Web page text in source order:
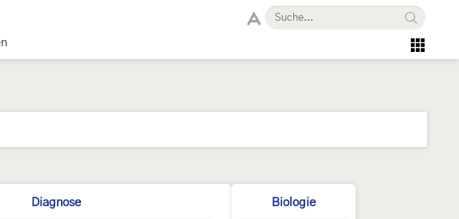
Diagnose Biologie